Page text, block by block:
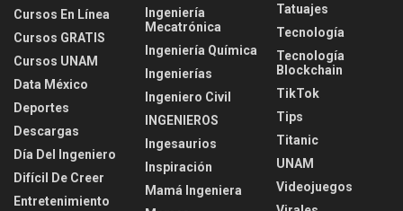
Cursos En Línea
Cursos GRATIS
Cursos UNAM
Data México
Deportes
Descargas
Día Del Ingeniero
Difícil De Creer
Entretenimiento
Ingeniería
Mecatrónica
Ingeniería Química
Ingenierías
Ingeniero Civil
INGENIEROS
Ingesaurios
Inspiración
Mamá Ingeniera
Tatuajes
Tecnología
Tecnología
Blockchain
TikTok
Tips
Titanic
UNAM
Videojuegos